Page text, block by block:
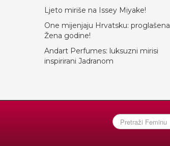
Ljeto miriše na Issey Miyake!
One mijenjaju Hrvatsku: proglašena
Žena godine!
Andart Perfumes: luksuzni mirisi
inspirirani Jadranom